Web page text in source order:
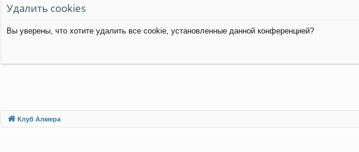
Удалить cookies
Вы уверены, что хотите удалить все cookie, установленные данной конференцией?
Клуб Алмера